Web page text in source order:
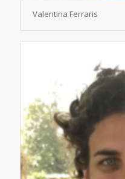
Valentina Ferraris